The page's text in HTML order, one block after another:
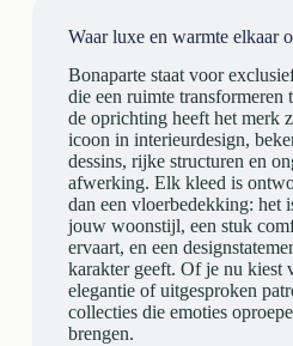
Waar luxe en warmte elkaar
Bonaparte staat voor
die een ruimte transformeren
de oprichting heeft het merk
icoon in interieurdesign,
dessins, rijke structuren en
afwerking. Elk kleed is
dan een vloerbedekking: het
jouw woonstijl, een stuk
ervaart, en een
karakter geeft. Of je nu kiest
elegantie of uitgesproken
collecties die emoties
brengen.